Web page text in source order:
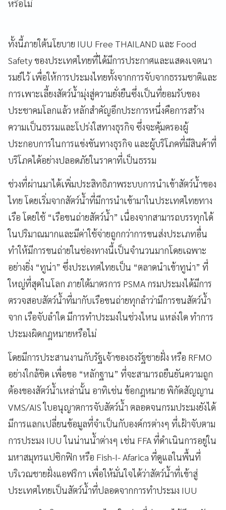
หรือไม่
ทั้งนี้ภายใต้นโยบาย IUU Free THAILAND และ Food
Safety ของประเทศไทยที่ได้มีการประกาศและแสดงเจตนา
รมย์ไว้ เพื่อให้การประมงไทยทั้งจากการจับจากธรรมชาติและ
การเพาะเลี้ยงสัตว์น้ำมุ่งสู่ความยั่งยืนซึ่งเป็นที่ยอมรับของ
ประชาคมโลกแล้ว หลักสำคัญอีกประการหนึ่งคือการสร้าง
ความเป็นธรรมและโปร่งใสทางธุรกิจ ซึ่งจะคุ้มครองผู้
ประกอบการในการแข่งขันทางธุรกิจ และผู้บริโภคที่มีสินค้าที่
บริโภคได้อย่างปลอดภัยในราคาที่เป็นธรรม
ช่วงที่ผ่านมาได้เพิ่มประสิทธิภาพระบบการนำเข้าสัตว์น้ำของ
ไทย โดยเริ่มจากสัตว์น้ำที่มีการนำเข้ามาในประเทศไทยทาง
เรือ โดยใช้ “เรือขนถ่ายสัตว์น้ำ” เนื่องจากสามารถบรรทุกได้
ในปริมาณมากและมีค่าใช้จ่ายถูกกว่าการขนส่งประเภทอื่น
ทำให้มีการขนถ่ายในช่องทางนี้เป็นจำนวนมากโดยเฉพาะ
อย่างยิ่ง “ทูน่า” ซึ่งประเทศไทยเป็น “ตลาดนำเข้าทูน่า” ที่
ใหญ่ที่สุดในโลก ภายใต้มาตรการ PSMA กรมประมงได้มีการ
ตรวจสอบสัตว์น้ำที่มากับเรือขนถ่ายทุกลำว่ามีการขนสัตว์น้ำ
จาก เรือจับลำใด มีการทำประมงในช่วงไหน แหล่งใด ทำการ
ประมงผิดกฎหมายหรือไม่
โดยมีการประสานงานกับรัฐเจ้าของธงรัฐชายฝั่ง หรือ RFMO
อย่างใกล้ชิด เพื่อขอ “หลักฐาน” ที่จะสามารถยืนยันความถูก
ต้องของสัตว์น้ำเหล่านั้น อาทิเช่น ข้อกฎหมาย พิกัดสัญญาน
VMS/AIS ใบอนุญาตการจับสัตว์น้ำ ตลอดจนกรมประมงยังได้
มีการแลกเปลี่ยนข้อมูลที่จำเป็นกับองค์กรต่างๆ ที่เฝ้าจับตาม
การประมง IUU ในน่านน้ำต่างๆ เช่น FFA ที่ดำเนินการอยู่ใน
มหาสมุทรแปซิกฟิก หรือ Fish-I- Afarica ที่ดูแลในพื้นที่
บริเวณชายฝั่งแอฟริกา เพื่อให้มั่นใจได้ว่าสัตว์น้ำที่เข้าสู่
ประเทศไทยเป็นสัตว์น้ำที่ปลอดจากการทำประมง IUU